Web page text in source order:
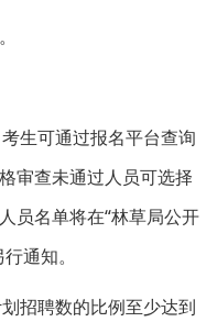
生可通过报名平台查询
审查未通过人员可选择
员名单将在“林草局公开
通知。
招聘数的比例至少达到